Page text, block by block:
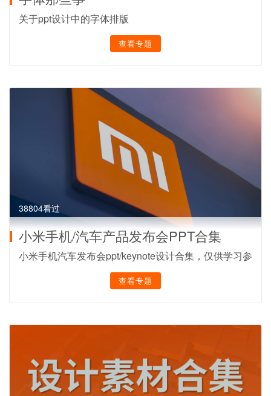
关于ppt设计中的字体排版
查看专题
38804看过
小米手机/汽车产品发布会PPT合集
小米手机汽车发布会ppt/keynote设计合集，仅供学习参
查看专题